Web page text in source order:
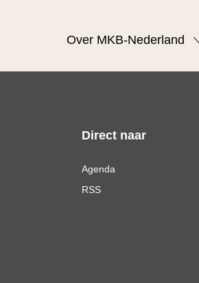
Over MKB-Nederland
Direct naar
Agenda
RSS